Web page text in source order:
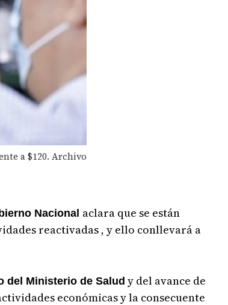
a $120. Archivo
Nacional aclara que se están
reactivadas , y ello conllevará a
del Ministerio de Salud y del avance de
económicas y la consecuente